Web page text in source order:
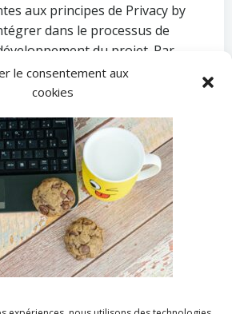
le consentement aux
cookies
aux principes de Privacy by
dans le processus de
du projet. Par
de mettre en place des
des données dès
en cas de compromission
limiter la collecte des données
pour atteindre les objectifs du
les risques associés au
des données et de garantir le
de minimisation des données du